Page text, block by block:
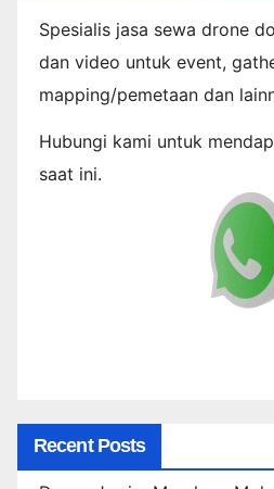
Spesialis jasa sewa drone
dan video untuk event,
mapping/pemetaan dan
Hubungi kami untuk
saat ini.
Recent Posts